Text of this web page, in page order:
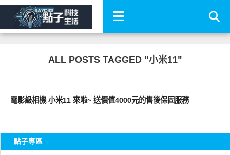
ALL POSTS TAGGED "小米11"
電影級相機 小米11 來啦~ 送價值4000元的售後保固服務
點子專區